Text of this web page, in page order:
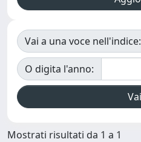
Vai a una voce nell'indice:
O digita l'anno:
Mostrati risultati da 1 a 1